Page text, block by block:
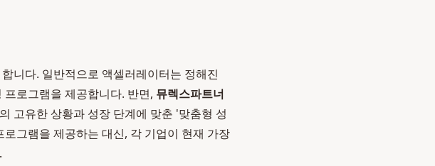
니다. 일반적으로 액셀러레이터는 정해진
로그램을 제공합니다. 반면, 뮤렉스파트너
고유한 상황과 성장 단계에 맞춘 '맞춤형 성
그램을 제공하는 대신, 각 기업이 현재 가장